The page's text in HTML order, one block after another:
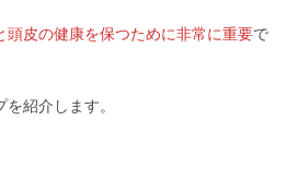
頭皮の健康を保つために非常に重要で
紹介します。